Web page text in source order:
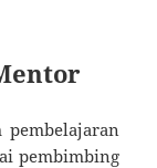
pembelajaran
pembimbing